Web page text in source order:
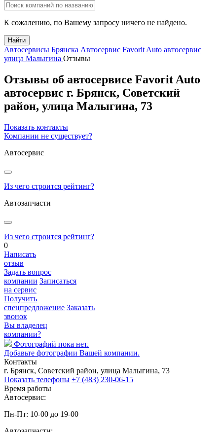
К сожалению, по Вашему запросу ничего не найдено.
Найти
Автосервисы Брянска Автосервис Favorit Auto автосервис
улица Малыгина Отзывы
Отзывы об автосервисе Favorit Auto
автосервис г. Брянск, Советский
район, улица Малыгина, 73
Показать контакты
Компании не существует?
Автосервис
Из чего строится рейтинг?
Автозапчасти
Из чего строится рейтинг?
0
Написать
отзыв
Задать вопрос
компании Записаться
на сервис
Получить
спецпредложение Заказать
звонок
Вы владелец
компании?
Фотографий пока нет.
Добавьте фотографии Вашей компании.
Контакты
г. Брянск, Советский район, улица Малыгина, 73
Показать телефоны +7 (483) 230-06-15
Время работы
Автосервис:
Пн-Пт: 10-00 до 19-00